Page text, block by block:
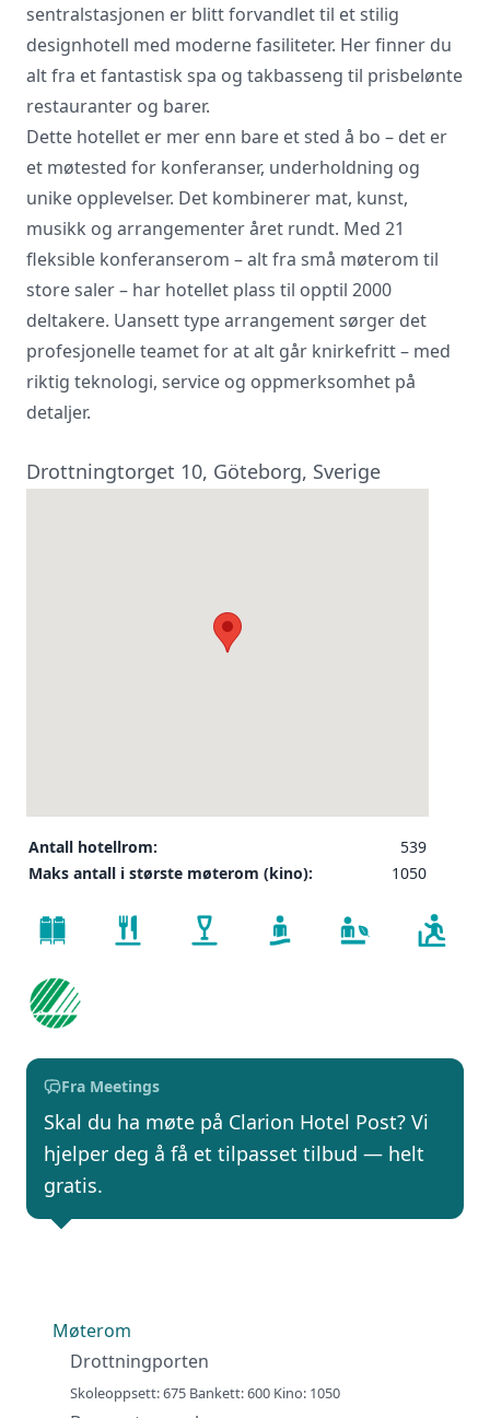
sentralstasjonen er blitt forvandlet til et stilig
designhotell med moderne fasiliteter. Her finner du
alt fra et fantastisk spa og takbasseng til prisbelønte
restauranter og barer.
Dette hotellet er mer enn bare et sted å bo – det er
et møtested for konferanser, underholdning og
unike opplevelser. Det kombinerer mat, kunst,
musikk og arrangementer året rundt. Med 21
fleksible konferanserom – alt fra små møterom til
store saler – har hotellet plass til opptil 2000
deltakere. Uansett type arrangement sørger det
profesjonelle teamet for at alt går knirkefritt – med
riktig teknologi, service og oppmerksomhet på
detaljer.
Drottningtorget 10, Göteborg, Sverige
Antall hotellrom:
539
Maks antall i største møterom (kino):
1050
Fra Meetings
Skal du ha møte på Clarion Hotel Post? Vi
hjelper deg å få et tilpasset tilbud — helt
gratis.
Møterom
Drottningporten
Skoleoppsett: 675 Bankett: 600 Kino: 1050
Vi innhenter uforpliktende tilbud, gir
råd og forhandler priser og
gjennomgår kontrakt og følger opp
viktige frister. Tjenesten er kostnadsfri
for deg som kunde, og det er ingen
LUKK VINDU SEND FORESPØRSEL